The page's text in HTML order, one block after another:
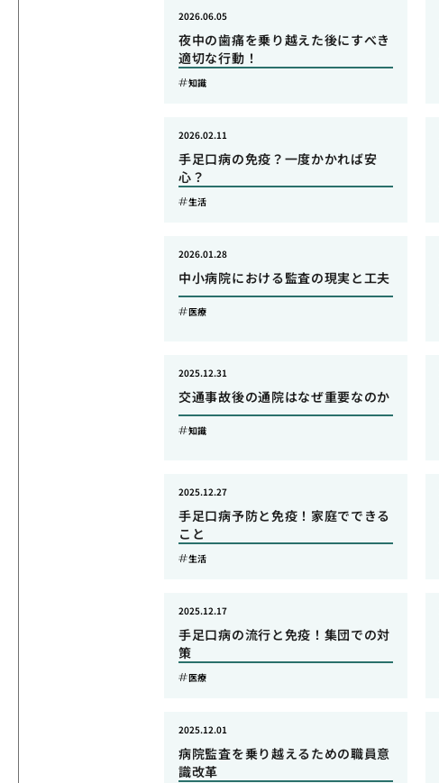
夜中の歯痛を乗り越えた後にすべき
適切な行動！
2026.06.05
知識
手足口病の免疫？一度かかれば安
心？
2026.02.11
生活
中小病院における監査の現実と工夫
2026.01.28
医療
交通事故後の通院はなぜ重要なのか
2025.12.31
知識
手足口病予防と免疫！家庭でできる
こと
2025.12.27
生活
手足口病の流行と免疫！集団での対
策
2025.12.17
医療
病院監査を乗り越えるための職員意
識改革
2025.12.01